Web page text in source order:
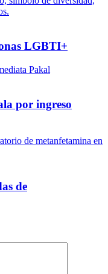
LGBTI+
por ingreso
de